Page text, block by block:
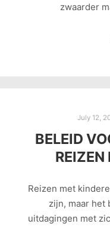
zwaarder
July 12,
BELEID
REIZEN
Reizen met
zijn, maar het
uitdagingen met